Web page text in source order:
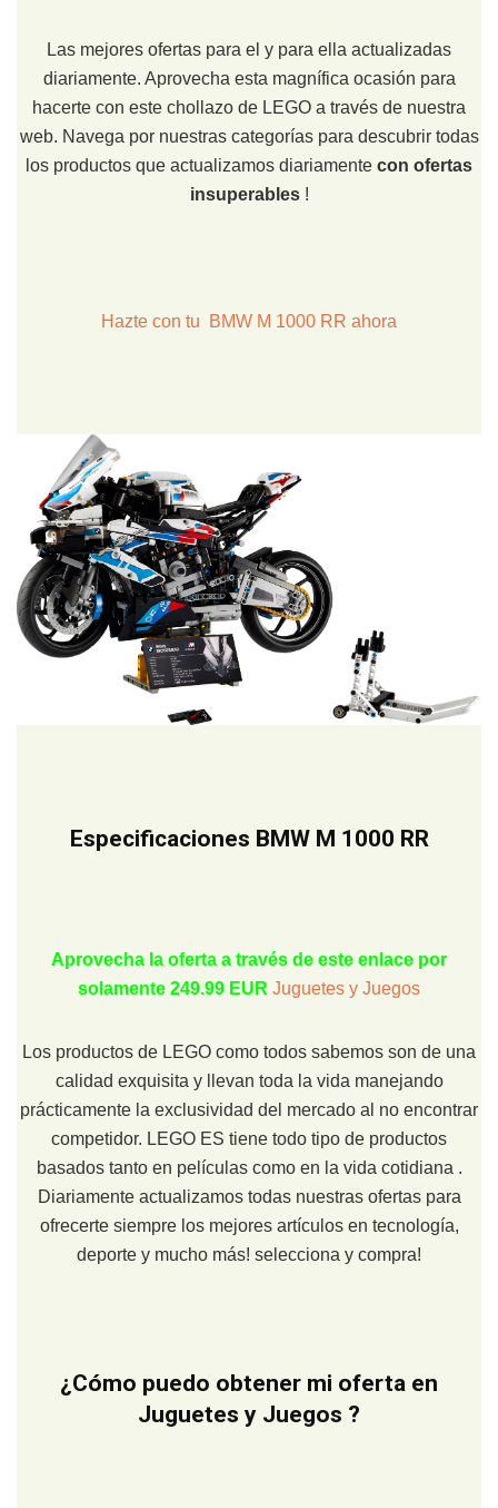
Las mejores ofertas para el y para ella actualizadas
diariamente. Aprovecha esta magnífica ocasión para
hacerte con este chollazo de LEGO a través de nuestra
web. Navega por nuestras categorías para descubrir todas
los productos que actualizamos diariamente con ofertas
insuperables!
Hazte con tu BMW M 1000 RR ahora
Especificaciones BMW M 1000 RR
Aprovecha la oferta a través de este enlace por
solamente 249.99 EUR Juguetes y Juegos
Los productos de LEGO como todos sabemos son de una
calidad exquisita y llevan toda la vida manejando
prácticamente la exclusividad del mercado al no encontrar
competidor. LEGO ES tiene todo tipo de productos
basados tanto en películas como en la vida cotidiana .
Diariamente actualizamos todas nuestras ofertas para
ofrecerte siempre los mejores artículos en tecnología,
deporte y mucho más! selecciona y compra!
¿Cómo puedo obtener mi oferta en
Juguetes y Juegos ?